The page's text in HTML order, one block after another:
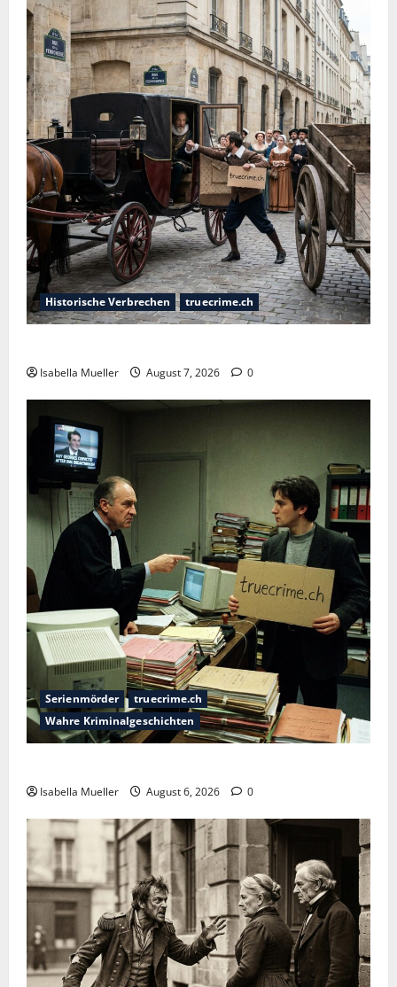
Historische Verbrechen truecrime.ch
Isabella Mueller August 7, 2026 0
Serienmörder
truecrime.ch
Wahre Kriminalgeschichten
Isabella Mueller August 6, 2026 0